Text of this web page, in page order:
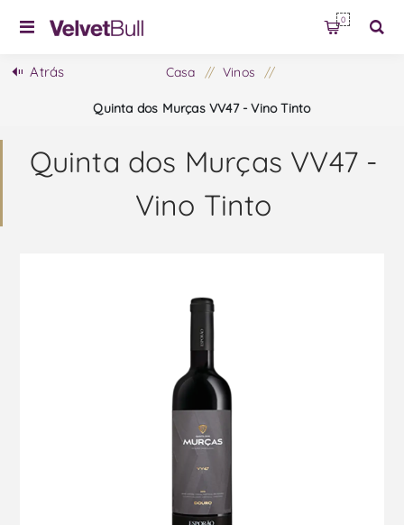
0
Atrás Casa / Vinos /
Quinta dos Murças VV47 - Vino Tinto
Quinta dos Murças VV47 -
Vino Tinto